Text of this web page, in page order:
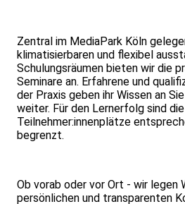
Zentral im MediaPark Köln
klimatisierbaren und flexibel
Schulungsräumen bieten wir die
Seminare an. Erfahrene und
der Praxis geben ihr Wissen an
weiter. Für den Lernerfolg sind die
Teilnehmer:innenplätze
begrenzt.
Ob vorab oder vor Ort - wir legen
persönlichen und transparenten